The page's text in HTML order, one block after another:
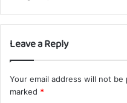
Leave a Reply
Your email address will not be
marked *